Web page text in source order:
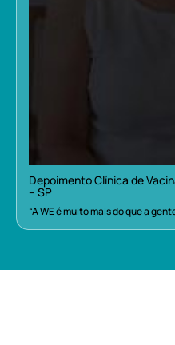
Depoimento Clínica de
– SP
“A WE é muito mais do que a